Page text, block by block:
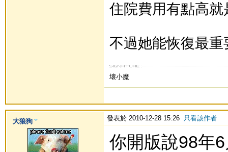
住院費用有點高
不過她能恢復最
壞小魔
大狼狗 發表於 2010-12-28 15:26 只看該作者
你開版說98年